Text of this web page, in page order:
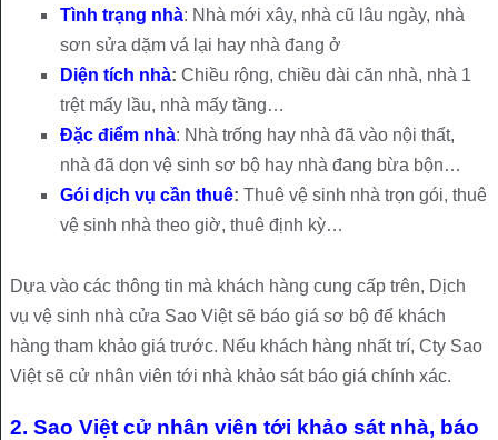
Tình trạng nhà: Nhà mới xây, nhà cũ lâu ngày, nhà
sơn sửa dặm vá lại hay nhà đang ở
Diện tích nhà: Chiều rộng, chiều dài căn nhà, nhà 1
trệt mấy lầu, nhà mấy tầng…
Đặc điểm nhà: Nhà trống hay nhà đã vào nội thất,
nhà đã dọn vệ sinh sơ bộ hay nhà đang bừa bộn…
Gói dịch vụ cần thuê: Thuê vệ sinh nhà trọn gói, thuê
vệ sinh nhà theo giờ, thuê định kỳ…
Dựa vào các thông tin mà khách hàng cung cấp trên, Dịch
vụ vệ sinh nhà cửa Sao Việt sẽ báo giá sơ bộ để khách
hàng tham khảo giá trước. Nếu khách hàng nhất trí, Cty Sao
Việt sẽ cử nhân viên tới nhà khảo sát báo giá chính xác.
2. Sao Việt cử nhân viên tới khảo sát nhà, báo